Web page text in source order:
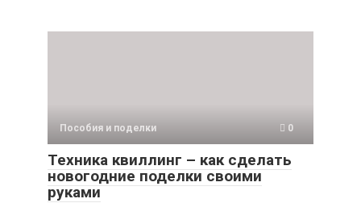
Пособия и поделки 0
Техника квиллинг – как сделать
новогодние поделки своими
руками